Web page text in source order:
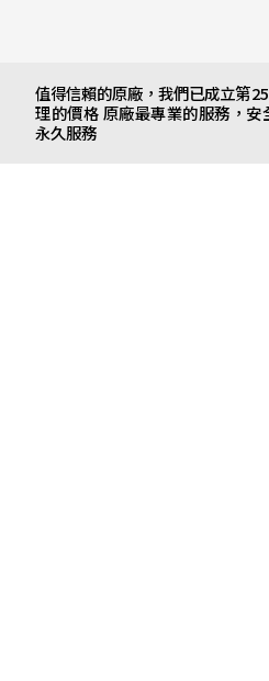
值得信賴的原廠，我們已成立第
理的價格 原廠最專業的服務，安
永久服務